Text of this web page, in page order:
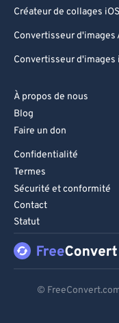
Créateur de collages iOS
Convertisseur d'images
Convertisseur d'images
À propos de nous
Blog
Faire un don
Confidentialité
Termes
Sécurité et conformité
Contact
Statut
©